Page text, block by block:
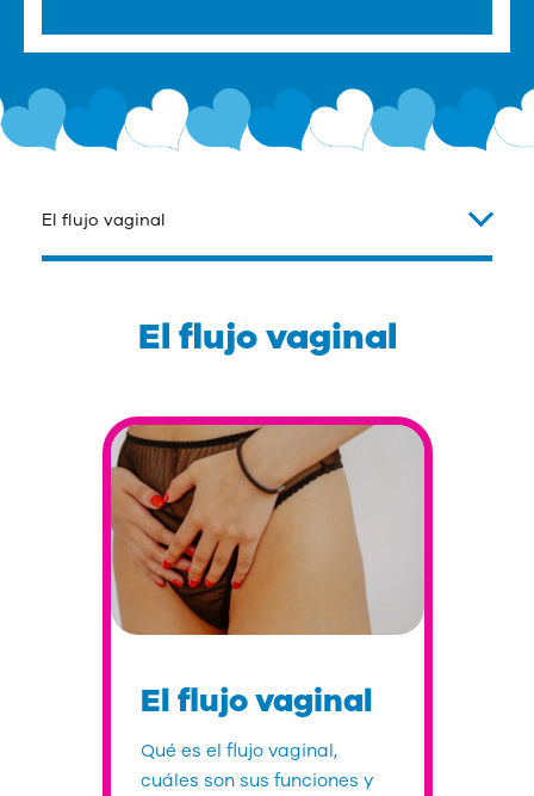
El flujo vaginal
El flujo vaginal
El flujo vaginal
Qué es el flujo vaginal,
cuáles son sus funciones y